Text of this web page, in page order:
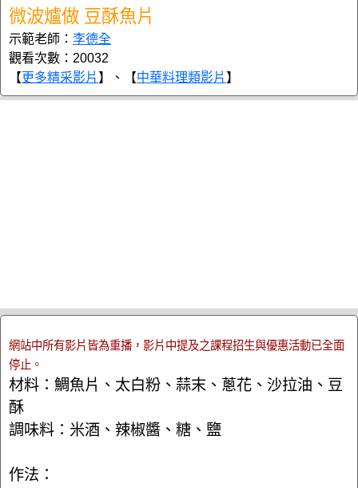
微波爐做 豆酥魚片
示範老師： 李德全
觀看次數：20032
【更多精采影片 】、【中華料理類影片 】
網站中所有影片皆為重播，影片中提及之課程招生與優惠活動已全面
停止。
材料：鯛魚片、太白粉、蒜末、蔥花、沙拉油、豆
酥
調味料：米酒、辣椒醬、糖、鹽
作法：